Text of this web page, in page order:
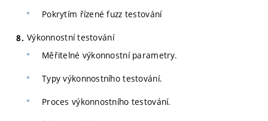
Pokrytím řízené fuzz testování
Výkonnostní testování
Měřitelné výkonnostní parametry.
Typy výkonnostního testování.
Proces výkonnostního testování.